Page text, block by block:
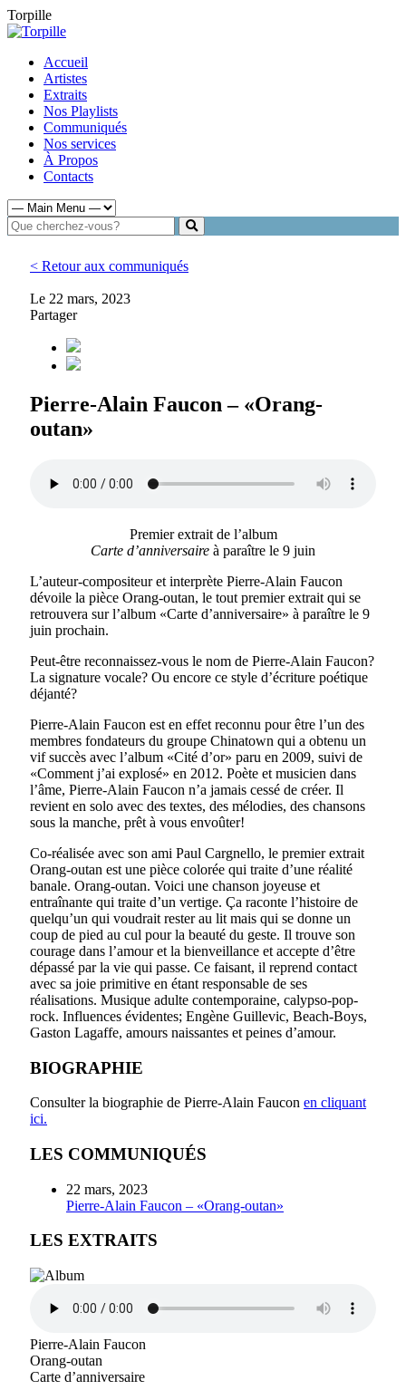
Torpille
Accueil
Artistes
Extraits
Nos Playlists
Communiqués
Nos services
À Propos
Contacts
< Retour aux communiqués
Le 22 mars, 2023
Partager
Pierre-Alain Faucon – «Orang-
outan»
Premier extrait de l’album
Carte d’anniversaire à paraître le 9 juin
L’auteur-compositeur et interprète Pierre-Alain Faucon
dévoile la pièce Orang-outan, le tout premier extrait qui se
retrouvera sur l’album «Carte d’anniversaire» à paraître le 9
juin prochain.
Peut-être reconnaissez-vous le nom de Pierre-Alain Faucon?
La signature vocale? Ou encore ce style d’écriture poétique
déjanté?
Pierre-Alain Faucon est en effet reconnu pour être l’un des
membres fondateurs du groupe Chinatown qui a obtenu un
vif succès avec l’album «Cité d’or» paru en 2009, suivi de
«Comment j’ai explosé» en 2012. Poète et musicien dans
l’âme, Pierre-Alain Faucon n’a jamais cessé de créer. Il
revient en solo avec des textes, des mélodies, des chansons
sous la manche, prêt à vous envoûter!
Co-réalisée avec son ami Paul Cargnello, le premier extrait
Orang-outan est une pièce colorée qui traite d’une réalité
banale. Orang-outan. Voici une chanson joyeuse et
entraînante qui traite d’un vertige. Ça raconte l’histoire de
quelqu’un qui voudrait rester au lit mais qui se donne un
coup de pied au cul pour la beauté du geste. Il trouve son
courage dans l’amour et la bienveillance et accepte d’être
dépassé par la vie qui passe. Ce faisant, il reprend contact
avec sa joie primitive en étant responsable de ses
réalisations. Musique adulte contemporaine, calypso-pop-
rock. Influences évidentes; Engène Guillevic, Beach-Boys,
Gaston Lagaffe, amours naissantes et peines d’amour.
BIOGRAPHIE
Consulter la biographie de Pierre-Alain Faucon en cliquant
ici.
LES COMMUNIQUÉS
22 mars, 2023
Pierre-Alain Faucon – «Orang-outan»
LES EXTRAITS
Pierre-Alain Faucon
Orang-outan
Carte d’anniversaire